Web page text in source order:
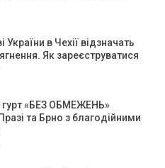
України в Чехії відзначать
Як зареєструватися
гурт «БЕЗ ОБМЕЖЕНЬ»
та Брно з благодійними